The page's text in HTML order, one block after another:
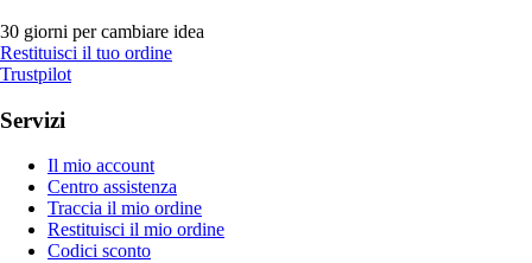
30 giorni per cambiare idea
Restituisci il tuo ordine
Trustpilot
Servizi
Il mio account
Centro assistenza
Traccia il mio ordine
Restituisci il mio ordine
Codici sconto